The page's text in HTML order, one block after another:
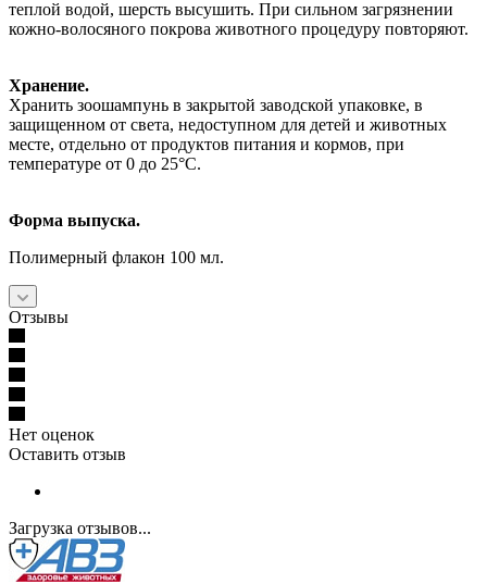
теплой водой, шерсть высушить. При сильном загрязнении
кожно-волосяного покрова животного процедуру повторяют.
Хранение.
Хранить зоошампунь в закрытой заводской упаковке, в
защищенном от света, недоступном для детей и животных
месте, отдельно от продуктов питания и кормов, при
температуре от 0 до 25°С.
Форма выпуска.
Полимерный флакон 100 мл.
Отзывы
Нет оценок
Оставить отзыв
Загрузка отзывов...